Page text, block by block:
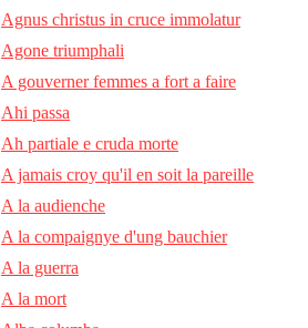
Agnus christus in cruce immolatur
Agone triumphali
A gouverner femmes a fort a faire
Ahi passa
Ah partiale e cruda morte
A jamais croy qu'il en soit la pareille
A la audienche
A la compaignye d'ung bauchier
A la guerra
A la mort